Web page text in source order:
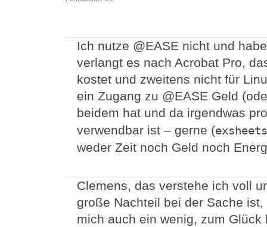
Ich nutze @EASE nicht und
verlangt es nach Acrobat Pro,
kostet und zweitens nicht für
ein Zugang zu @EASE Geld
beidem hat und da irgendwas
verwendbar ist – gerne (exsheets
weder Zeit noch Geld noch
Clemens, das verstehe ich voll
große Nachteil bei der Sache
mich auch ein wenig, zum